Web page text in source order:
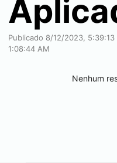
Publicado 8/12/2023,
1:08:44 AM
Nenhum